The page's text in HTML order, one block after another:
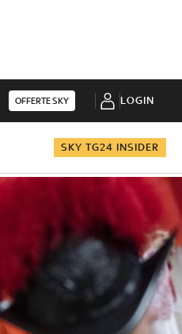
OFFERTE SKY LOGIN
SKY TG24 INSIDER